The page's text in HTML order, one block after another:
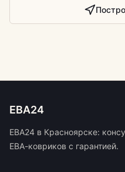
ЕВА24
ЕВА24 в Красноярске:
ЕВА-ковриков с гарантией.